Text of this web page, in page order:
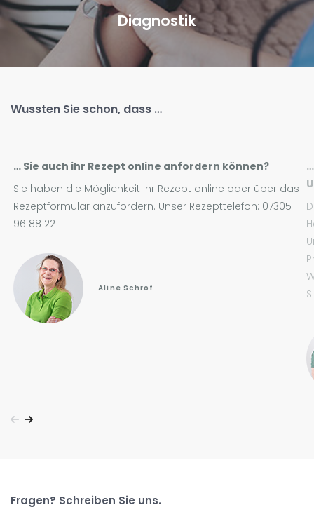
Diagnostik
Wussten Sie schon, dass …
… Sie auch ihr Rezept online anfordern können?
Sie haben die Möglichkeit Ihr Rezept online oder über das
Rezeptformular anzufordern. Unser Rezepttelefon: 07305 -
96 88 22
Aline Schrof
Fragen? Schreiben Sie uns.